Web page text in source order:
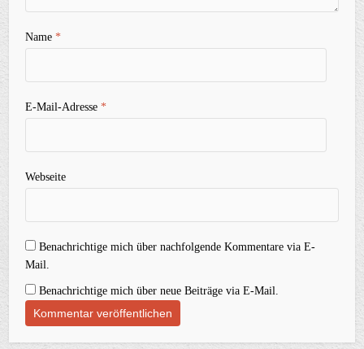
Name*
E-Mail-Adresse*
Webseite
Benachrichtige mich über nachfolgende Kommentare via E-
Mail.
Benachrichtige mich über neue Beiträge via E-Mail.